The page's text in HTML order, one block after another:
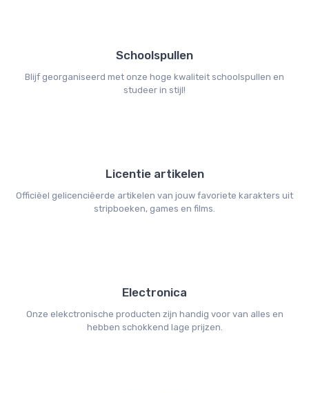
Schoolspullen
Blijf georganiseerd met onze hoge kwaliteit schoolspullen en
studeer in stijl!
Licentie artikelen
Officiëel gelicenciëerde artikelen van jouw favoriete karakters uit
stripboeken, games en films.
Electronica
Onze elekctronische producten zijn handig voor van alles en
hebben schokkend lage prijzen.